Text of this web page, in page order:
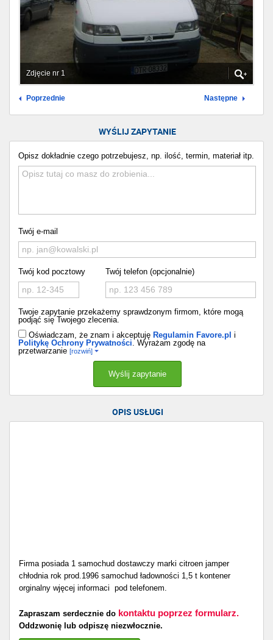
Zdjęcie nr 1
Poprzednie Następne
WYŚLIJ ZAPYTANIE
Opisz dokładnie czego potrzebujesz, np. ilość, termin, materiał itp.
Twój e-mail
Twój kod pocztowy Twój telefon (opcjonalnie)
Twoje zapytanie przekażemy sprawdzonym firmom, które mogą
podjąć się Twojego zlecenia.
Oświadczam, że znam i akceptuję Regulamin Favore.pl i
Politykę Ochrony Prywatności . Wyrażam zgodę na
przetwarzanie [rozwiń]
OPIS USŁUGI
Firma posiada 1 samochud dostawczy marki citroen jamper
chłodnia rok prod.1996 samochud ładowności 1,5 t kontener
orginalny wjęcej informaci pod telefonem.
Zapraszam serdecznie do kontaktu poprzez formularz.
Oddzwonię lub odpiszę niezwłocznie.